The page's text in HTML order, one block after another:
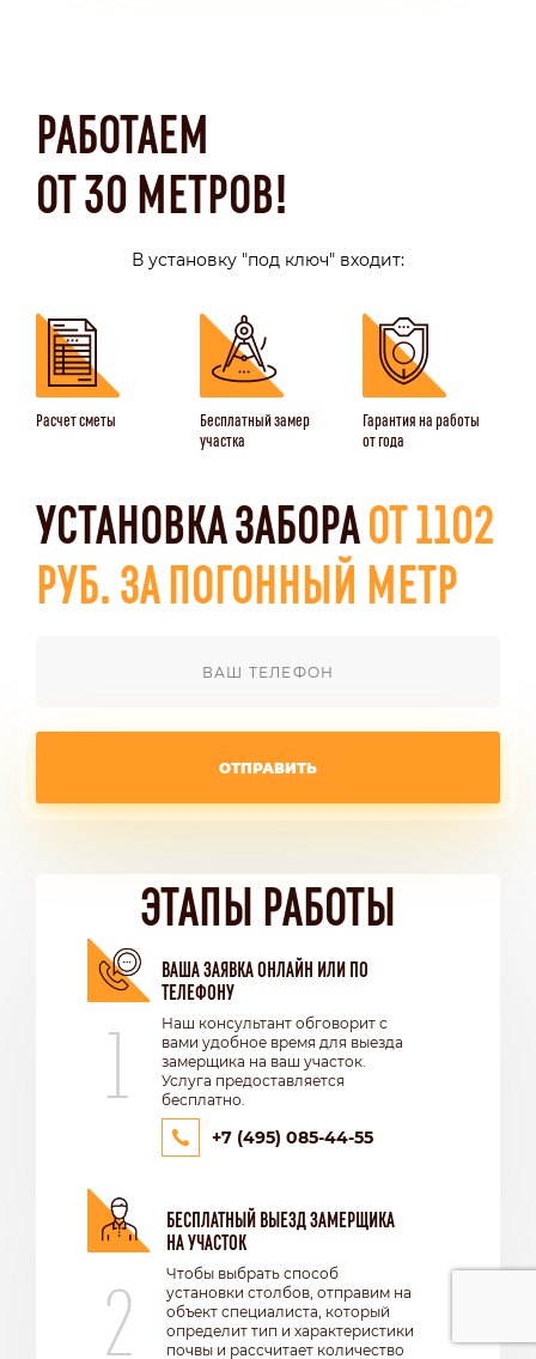
РАБОТАЕМ
ОТ 30 МЕТРОВ!
В установку "под ключ" входит:
Расчет сметы
Бесплатный замер
участка
Гарантия на работы
от года
УСТАНОВКА ЗАБОРАОТ 1102
РУБ. ЗА ПОГОННЫЙ МЕТР
ОТПРАВИТЬ
ЭТАПЫ РАБОТЫ
1
ВАША ЗАЯВКА ОНЛАЙН ИЛИ ПО
ТЕЛЕФОНУ
Наш консультант обговорит с
вами удобное время для выезда
замерщика на ваш участок.
Услуга предоставляется
бесплатно.
+7 (495) 085-44-55
2
БЕСПЛАТНЫЙ ВЫЕЗД ЗАМЕРЩИКА
НА УЧАСТОК
Чтобы выбрать способ
установки столбов, отправим на
объект специалиста, который
определит тип и характеристики
почвы и рассчитает количество